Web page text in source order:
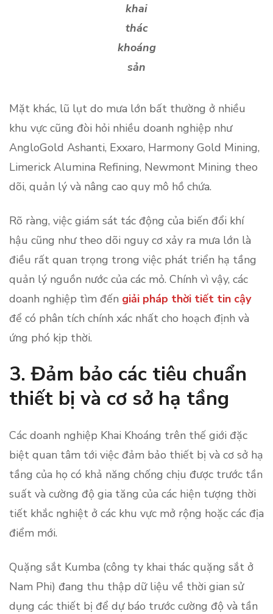
khai
thác
khoáng
sản
Mặt khác, lũ lụt do mưa lớn bất thường ở nhiều
khu vực cũng đòi hỏi nhiều doanh nghiệp như
AngloGold Ashanti, Exxaro, Harmony Gold Mining,
Limerick Alumina Refining, Newmont Mining theo
dõi, quản lý và nâng cao quy mô hồ chứa.
Rõ ràng, việc giám sát tác động của biến đổi khí
hậu cũng như theo dõi nguy cơ xảy ra mưa lớn là
điều rất quan trọng trong việc phát triển hạ tầng
quản lý nguồn nước của các mỏ. Chính vì vậy, các
doanh nghiệp tìm đến giải pháp thời tiết tin cậy
để có phân tích chính xác nhất cho hoạch định và
ứng phó kịp thời.
3. Đảm bảo các tiêu chuẩn
thiết bị và cơ sở hạ tầng
Các doanh nghiệp Khai Khoáng trên thế giới đặc
biệt quan tâm tới việc đảm bảo thiết bị và cơ sở hạ
tầng của họ có khả năng chống chịu được trước tần
suất và cường độ gia tăng của các hiện tượng thời
tiết khắc nghiệt ở các khu vực mở rộng hoặc các địa
điểm mới.
Quặng sắt Kumba (công ty khai thác quặng sắt ở
Nam Phi) đang thu thập dữ liệu về thời gian sử
dụng các thiết bị để dự báo trước cường độ và tần